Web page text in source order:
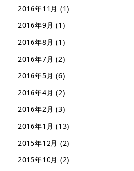
2016年11月 (1)
2016年9月 (1)
2016年8月 (1)
2016年7月 (2)
2016年5月 (6)
2016年4月 (2)
2016年2月 (3)
2016年1月 (13)
2015年12月 (2)
2015年10月 (2)